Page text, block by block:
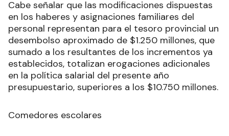
Cabe señalar que las modificaciones dispuestas
en los haberes y asignaciones familiares del
personal representan para el tesoro provincial un
desembolso aproximado de $1.250 millones, que
sumado a los resultantes de los incrementos ya
establecidos, totalizan erogaciones adicionales
en la política salarial del presente año
presupuestario, superiores a los $10.750 millones.
Comedores escolares